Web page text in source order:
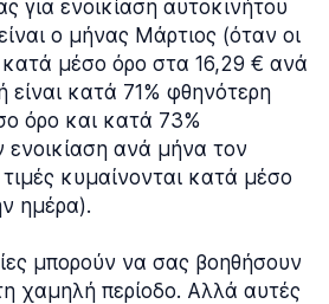
για ενοικίαση αυτοκινήτου
ο μήνας Μάρτιος (όταν οι
κατά μέσο όρο στα 16,29 € ανά
είναι κατά 71% φθηνότερη
όρο και κατά 73%
ενοικίαση ανά μήνα τον
κυμαίνονται κατά μέσο
ημέρα).
μπορούν να σας βοηθήσουν
χαμηλή περίοδο. Αλλά αυτές